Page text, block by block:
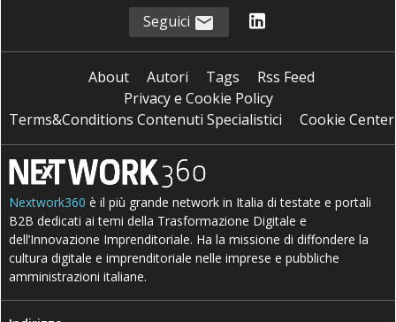
Seguici
About Autori Tags
Rss Feed
Privacy e Cookie Policy
Terms&Conditions Contenuti Specialistici
Cookie Center
Nextwork360 è il più grande network in Italia di testate e portali
B2B dedicati ai temi della Trasformazione Digitale e
dell’Innovazione Imprenditoriale. Ha la missione di diffondere la
cultura digitale e imprenditoriale nelle imprese e pubbliche
amministrazioni italiane.